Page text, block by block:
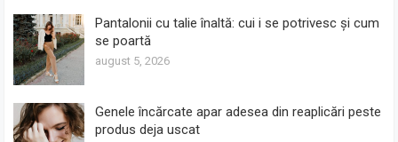
Pantalonii cu talie înaltă: cui i se potrivesc și cum
se poartă
august 5, 2026
Genele încărcate apar adesea din reaplicări peste
produs deja uscat